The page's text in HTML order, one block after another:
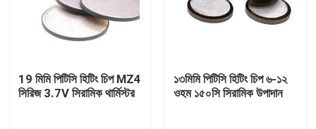
19 মিমি পিটিসি হিটিং চিপ MZ4
সিরিজ 3.7V সিরামিক থার্মিস্টর
১৩মিমি পিটিসি হিটিং চিপ ৬-১২
ওহম ১৫০সি সিরামিক উপাদান